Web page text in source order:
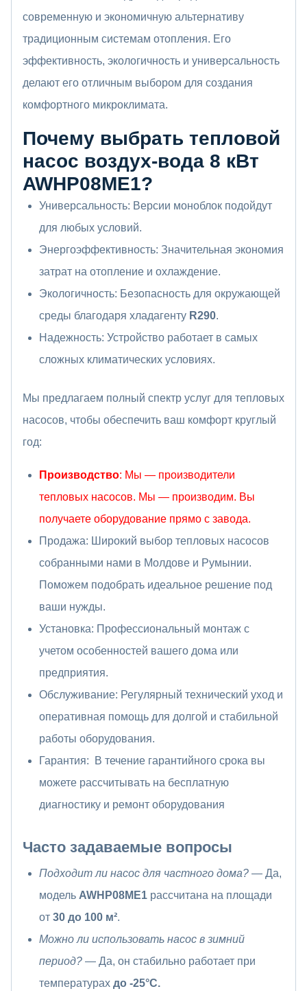
современную и экономичную альтернативу
традиционным системам отопления. Его
эффективность, экологичность и универсальность
делают его отличным выбором для создания
комфортного микроклимата.
Почему выбрать тепловой
насос воздух-вода 8 кВт
AWHP08ME1?
Универсальность: Версии моноблок подойдут
для любых условий.
Энергоэффективность: Значительная экономия
затрат на отопление и охлаждение.
Экологичность: Безопасность для окружающей
среды благодаря хладагенту R290.
Надежность: Устройство работает в самых
сложных климатических условиях.
Мы предлагаем полный спектр услуг для тепловых
насосов, чтобы обеспечить ваш комфорт круглый
год:
Производство: Мы — производители
тепловых насосов. Мы — производим. Вы
получаете оборудование прямо с завода.
Продажа: Широкий выбор тепловых насосов
собранными нами в Молдове и Румынии.
Поможем подобрать идеальное решение под
ваши нужды.
Установка: Профессиональный монтаж с
учетом особенностей вашего дома или
предприятия.
Обслуживание: Регулярный технический уход и
оперативная помощь для долгой и стабильной
работы оборудования.
Гарантия: В течение гарантийного срока вы
можете рассчитывать на бесплатную
диагностику и ремонт оборудования
Часто задаваемые вопросы
Подходит ли насос для частного дома? — Да,
модель AWHP08ME1 рассчитана на площади
от 30 до 100 м².
Можно ли использовать насос в зимний
период? — Да, он стабильно работает при
температурах до -25°C.